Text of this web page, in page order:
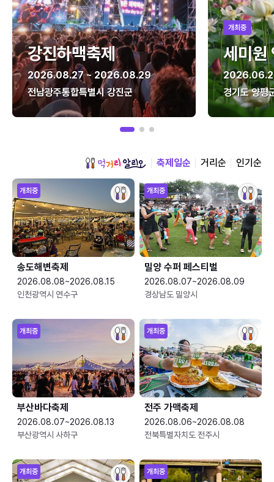
강진하맥축제
2026.08.27 ~ 2026.08.29
전남광주통합특별시 강진군
개최중
세미원
경기도 양평
축제일순 거리순 인기순
개최중
송도해변축제
2026.08.08~2026.08.15
인천광역시 연수구
개최중
밀양 수퍼 페스티벌
2026.08.07~2026.08.09
경상남도 밀양시
개최중
부산바다축제
2026.08.07~2026.08.13
부산광역시 사하구
개최중
전주 가맥축제
2026.08.06~2026.08.08
전북특별자치도 전주시
개최중 개최중